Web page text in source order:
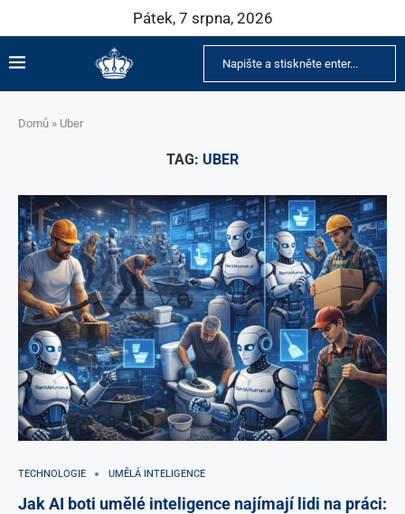
Pátek, 7 srpna, 2026
Domů » Uber
TAG: UBER
TECHNOLOGIE UMĚLÁ INTELIGENCE
Jak AI boti umělé inteligence najímají lidi na práci: